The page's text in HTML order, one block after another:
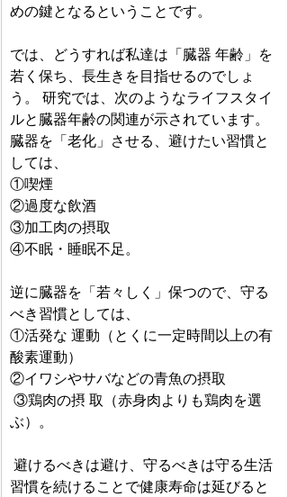
めの鍵となるということです。
では、どうすれば私達は「臓器 年齢」を
若く保ち、長生きを目指せるのでしょ
う。 研究では、次のようなライフスタイ
ルと臓器年齢の関連が示されています。
臓器を「老化」させる、避けたい習慣と
しては、
①喫煙
②過度な飲酒
③加工肉の摂取
④不眠・睡眠不足。
逆に臓器を「若々しく」保つので、守る
べき習慣としては、
①活発な 運動（とくに一定時間以上の有
酸素運動）
②イワシやサバなどの青魚の摂取
③鶏肉の摂 取（赤身肉よりも鶏肉を選
ぶ）。
避けるべきは避け、守るべきは守る生活
習慣を続けることで健康寿命は延びると